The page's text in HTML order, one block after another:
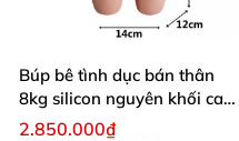
Búp bê tình dục bán thân
8kg silicon nguyên khối cao
cấp
2.850.000₫